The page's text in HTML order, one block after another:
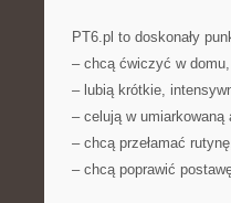
PT6.pl to doskonały
– chcą ćwiczyć w domu,
– lubią krótkie,
– celują w umiarkowaną
– chcą przełamać
– chcą poprawić